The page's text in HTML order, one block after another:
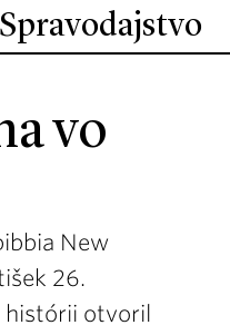
Spravodajstvo
vo
New
26.
histórii otvoril